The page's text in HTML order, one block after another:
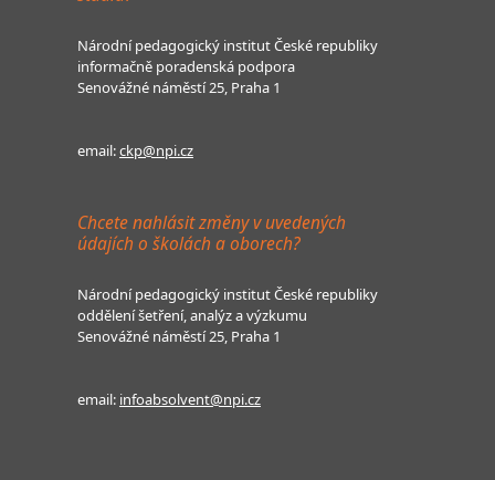
Národní pedagogický institut České republiky
informačně poradenská podpora
Senovážné náměstí 25, Praha 1
email:ckp@npi.cz
Chcete nahlásit změny v uvedených
údajích o školách a oborech?
Národní pedagogický institut České republiky
oddělení šetření, analýz a výzkumu
Senovážné náměstí 25, Praha 1
email: infoabsolvent@npi.cz